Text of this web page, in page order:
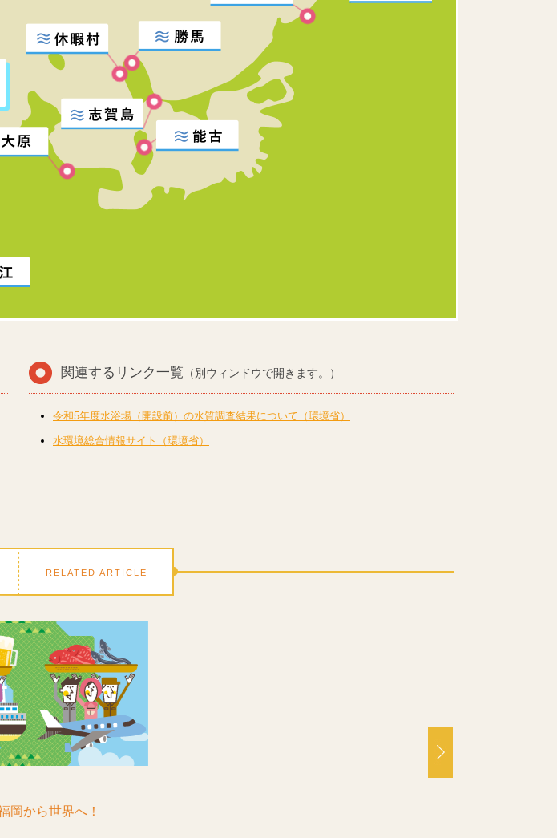
関連するリンク一覧 （別ウィンドウで開きます。）
令和5年度水浴場（開設前）の水質調査結果について（環境省）
水環境総合情報サイト（環境省）
RELATED ARTICLE
から世界へ！